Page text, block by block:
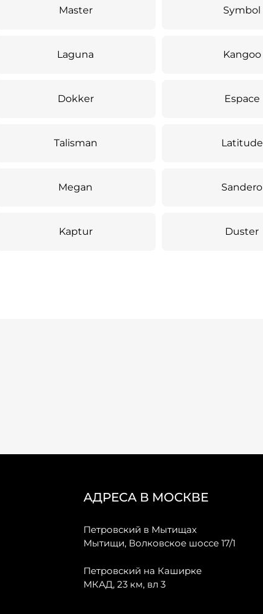
Master Symbol
Laguna Kangoo
Dokker Espace
Talisman Latitude
Megan Sandero
Kaptur Duster
АДРЕСА В МОСКВЕ
Петровский в Мытищах
Мытищи, Волковское шоссе 17/1
Петровский на Каширке
МКАД, 23 км, вл 3